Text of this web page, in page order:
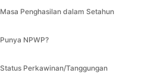
Masa Penghasilan dalam Setahun
Punya NPWP?
Status Perkawinan/Tanggungan